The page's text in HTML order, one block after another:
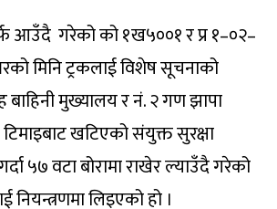
आउँदै गरेको को १ख५००१ र प्र १–०२–
मिनि ट्रकलाई विशेष सूचनाको
बाहिनी मुख्यालय र नं. २ गण झापा
खटिएको संयुक्त सुरक्षा
५७ वटा बोरामा राखेर ल्याउँदै गरेको
नियन्त्रणमा लिइएको हो ।